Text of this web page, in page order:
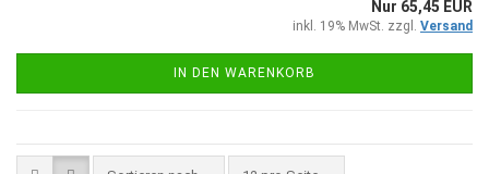
Nur 65,45 EUR
inkl. 19% MwSt. zzgl. Versand
IN DEN WARENKORB